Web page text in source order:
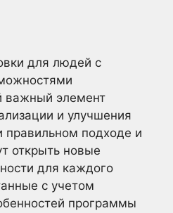
для людей с
важный элемент
и улучшения
правильном подходе и
открыть новые
для каждого
с учетом
программы